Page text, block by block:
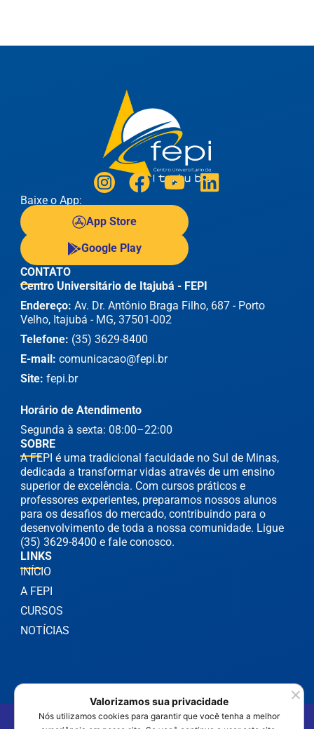
Baixe o App:
App Store
Google Play
SOBRE
A FEPI é uma tradicional faculdade no Sul de Minas,
dedicada a transformar vidas através de um ensino
superior de excelência. Com cursos práticos e
professores experientes, preparamos nossos alunos
para os desafios do mercado, contribuindo para o
desenvolvimento de toda a nossa comunidade. Ligue
(35) 3629-8400 e fale conosco.
LINKS
INÍCIO
A FEPI
CURSOS
NOTÍCIAS
CONTATO
Centro Universitário de Itajubá - FEPI
Endereço: Av. Dr. Antônio Braga Filho, 687 - Porto
Velho, Itajubá - MG, 37501-002
Telefone: (35) 3629-8400
E-mail: comunicacao@fepi.br
Site: fepi.br
Horário de Atendimento
Segunda à sexta: 08:00–22:00
©2025 FEPI Itajubá - Todos os Direitos Reservados
Valorizamos sua privacidade
Nós utilizamos cookies para garantir que você tenha a melhor